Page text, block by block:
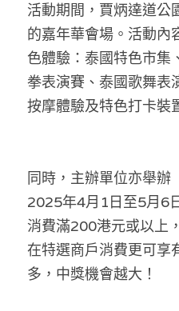
陳子遷律師專欄
羅浚軒專欄
溫志倫專欄
張美雄專欄
莊豪鋒專欄
香港科技專上書院｜
活動期間，賈炳達道公
的嘉年華會場。活動內
色體驗：泰國特色市集
拳表演賽、泰國歌舞表
按摩體驗及特色打卡裝
同時，主辦單位亦舉辦
2025年4月1日至5月6
消費滿200港元或以上
在特選商戶消費更可享
多，中獎機會越大！